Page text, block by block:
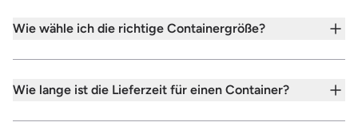
Wie wähle ich die richtige Containergröße?
Wie lange ist die Lieferzeit für einen Container?